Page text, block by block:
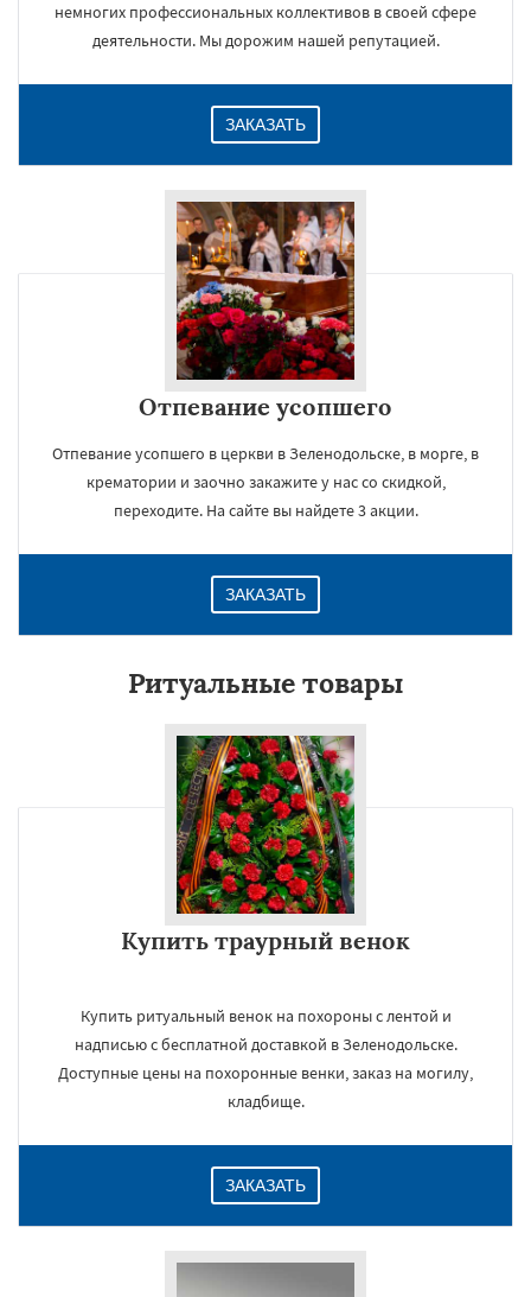
немногих профессиональных коллективов в своей сфере
деятельности. Мы дорожим нашей репутацией.
ЗАКАЗАТЬ
Отпевание усопшего
Отпевание усопшего в церкви в Зеленодольске, в морге, в
крематории и заочно закажите у нас со скидкой,
переходите. На сайте вы найдете 3 акции.
ЗАКАЗАТЬ
Ритуальные товары
Купить траурный венок
Купить ритуальный венок на похороны с лентой и
надписью с бесплатной доставкой в Зеленодольске.
Доступные цены на похоронные венки, заказ на могилу,
кладбище.
ЗАКАЗАТЬ